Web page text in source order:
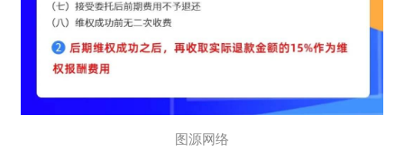
图源网络